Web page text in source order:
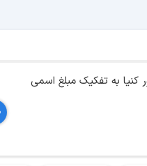
به تفکیک مبلغ اسمی